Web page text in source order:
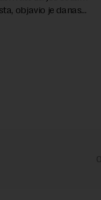
objavio je danas